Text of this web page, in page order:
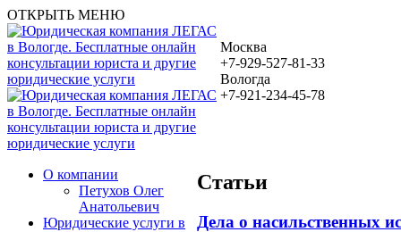
ОТКРЫТЬ МЕНЮ
Москва
+7-929-527-81-33
Вологда
+7-921-234-45-78
О компании
Петухов Олег
Анатольевич
Юридические услуги в
Статьи
Дела о насильственных